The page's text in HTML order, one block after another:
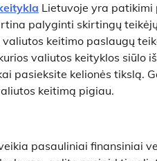
Lietuvoje yra
palyginti skirtingų
keitimo paslaugų
valiutos keityklos siūlo
pasieksite kelionės tikslą.
keitimą pigiau.
pasauliniai finansiniai